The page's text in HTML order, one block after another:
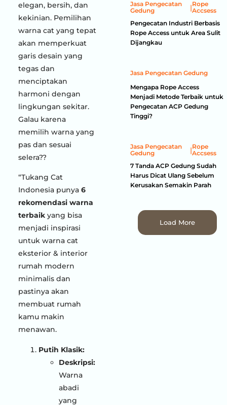
elegan, bersih, dan
kekinian. Pemilihan
warna cat yang tepat
akan memperkuat
garis desain yang
tegas dan
menciptakan
harmoni dengan
lingkungan sekitar.
Galau karena
memilih warna yang
pas dan sesuai
selera??
“Tukang Cat
Indonesia punya 6
rekomendasi warna
terbaik yang bisa
menjadi inspirasi
untuk warna cat
eksterior & interior
rumah modern
minimalis dan
pastinya akan
membuat rumah
kamu makin
menawan.
Putih Klasik:
Deskripsi:
Warna
abadi
yang
Jasa Pengecatan
Gedung
|Rope
Accsess
Pengecatan Industri Berbasis
Rope Access untuk Area Sulit
Dijangkau
Jasa Pengecatan Gedung
Mengapa Rope Access
Menjadi Metode Terbaik untuk
Pengecatan ACP Gedung
Tinggi?
Jasa Pengecatan
Gedung
|Rope
Accsess
7 Tanda ACP Gedung Sudah
Harus Dicat Ulang Sebelum
Kerusakan Semakin Parah
Load More